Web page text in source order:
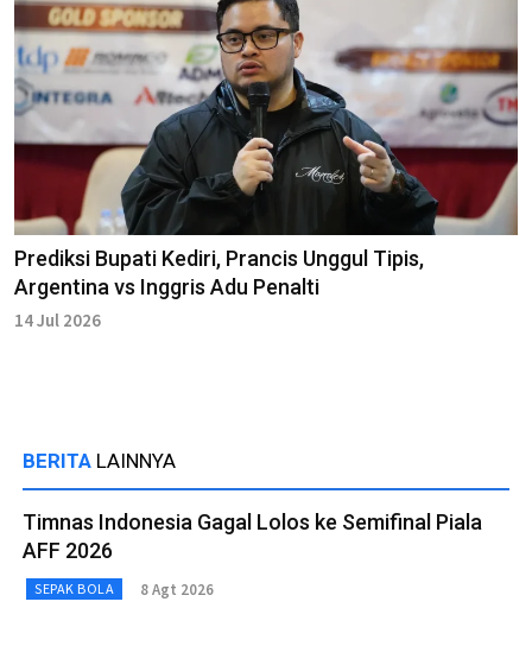
Prediksi Bupati Kediri, Prancis Unggul Tipis,
Argentina vs Inggris Adu Penalti
14 Jul 2026
BERITA LAINNYA
Timnas Indonesia Gagal Lolos ke Semifinal Piala
AFF 2026
SEPAK BOLA 8 Agt 2026